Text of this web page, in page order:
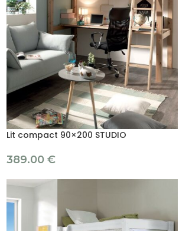
Lit compact 90×200 STUDIO
389.00 €